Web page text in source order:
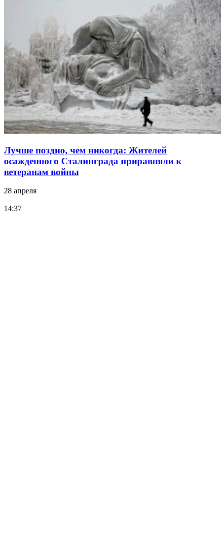
Лучше поздно, чем никогда: Жителей
осажденного Сталинграда приравняли к
ветеранам войны
28 апреля
14:37